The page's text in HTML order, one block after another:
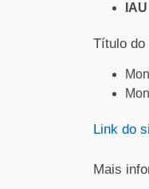
Título do
Link do
Mais